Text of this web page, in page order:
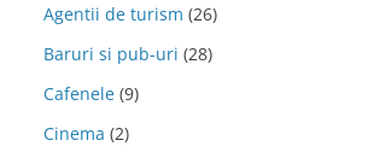
Agentii de turism (26)
Baruri si pub-uri (28)
Cafenele (9)
Cinema (2)